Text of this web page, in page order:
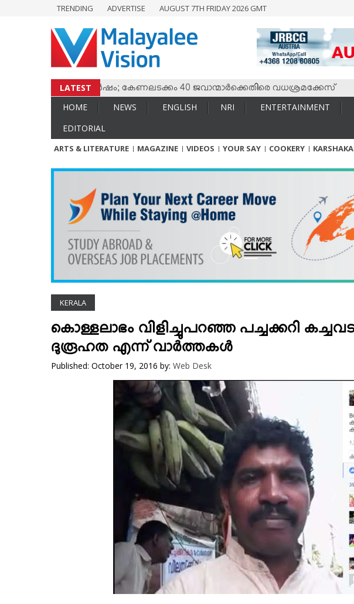
ENTERTAINMENT
TECH & AUTO
ARTS & LITERATURE
TOURS & TRAVEL
TRENDING ADVERTISE AUGUST 7TH FRIDAY 2026 GMT
LATEST
തമ്മില്‍ സംഘര്‍ഷം; കേണലടക്കം 40 ജവാന്മാര്‍ക്കെതിരെ വധശ്രമക്കേസ്
HOME NEWS ENGLISH NRI ENTERTAINMENT
EDITORIAL
ARTS & LITERATURE MAGAZINE VIDEOS YOUR SAY COOKERY
KERALA
കൊള്ളലാഭം വിളിച്ചുപറഞ്ഞ പച്ചക്കറി
ദുരൂഹത എന്ന് വാര്‍ത്തകള്‍
Published: October 19, 2016 by: Web Desk